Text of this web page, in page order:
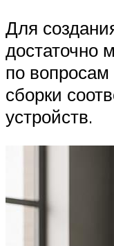
Для
достаточно
по вопросам
сборки
устройств.